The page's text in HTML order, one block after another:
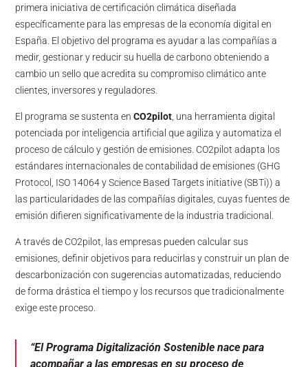
primera iniciativa de certificación climática diseñada
específicamente para las empresas de la economía digital en
España. El objetivo del programa es ayudar a las compañías a
medir, gestionar y reducir su huella de carbono obteniendo a
cambio un sello que acredita su compromiso climático ante
clientes, inversores y reguladores.
El programa se sustenta enCO2pilot , una herramienta digital
potenciada por inteligencia artificial que agiliza y automatiza el
proceso de cálculo y gestión de emisiones. CO2pilot adapta los
estándares internacionales de contabilidad de emisiones (GHG
Protocol, ISO 14064 y Science Based Targets initiative (SBTi)) a
las particularidades de las compañías digitales, cuyas fuentes de
emisión difieren significativamente de la industria tradicional.
A través de CO2pilot, las empresas pueden calcular sus
emisiones, definir objetivos para reducirlas y construir un plan de
descarbonización con sugerencias automatizadas, reduciendo
de forma drástica el tiempo y los recursos que tradicionalmente
exige este proceso.
“El Programa Digitalización Sostenible nace para
acompañar a las empresas en su proceso de